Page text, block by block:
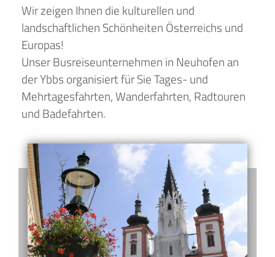
Wir zeigen Ihnen die kulturellen und
landschaftlichen Schönheiten Österreichs und
Europas!
Unser Busreiseunternehmen in Neuhofen an
der Ybbs organisiert für Sie Tages- und
Mehrtagesfahrten, Wanderfahrten, Radtouren
und Badefahrten.